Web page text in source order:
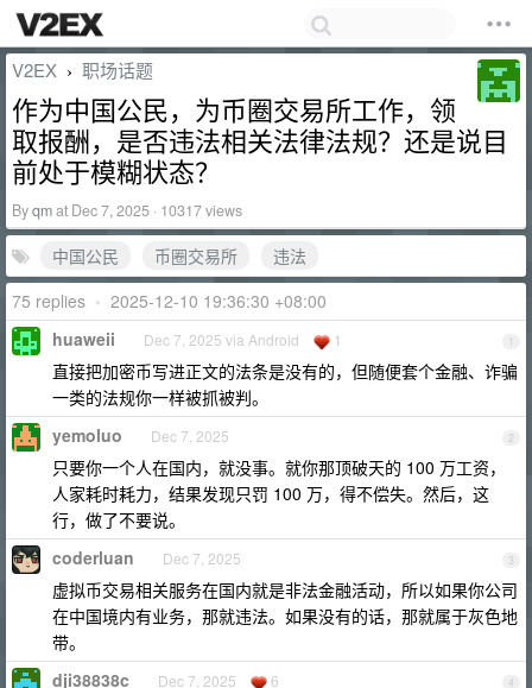
V2EX › 职场话题
作为中国公民，为币圈交易所工作，领
取报酬，是否违法相关法律法规？还是说目
前处于模糊状态？
Byqmat Dec 7, 2025 · 10317 views
中国公民 币圈交易所
违法
75 replies • 2025-12-10 19:36:30 +08:00
1
huaweii Dec 7, 2025 via Android 1
直接把加密币写进正文的法条是没有的，但随便套个金融、诈骗
一类的法规你一样被抓被判。
2
yemoluo Dec 7, 2025
只要你一个人在国内，就没事。就你那顶破天的 100 万工资，
人家耗时耗力，结果发现只罚 100 万，得不偿失。然后，这
行，做了不要说。
3
coderluan Dec 7, 2025
虚拟币交易相关服务在国内就是非法金融活动，所以如果你公司
在中国境内有业务，那就违法。如果没有的话，那就属于灰色地
带。
4
dji38838c Dec 7, 2025 6